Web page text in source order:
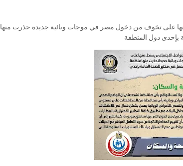
على تخوف من دخول مصر في موجات وبائية جديدة حذرت منها
بإحدى دول المنطقة